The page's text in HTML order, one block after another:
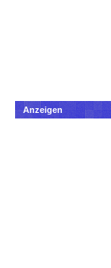
Anzeigen